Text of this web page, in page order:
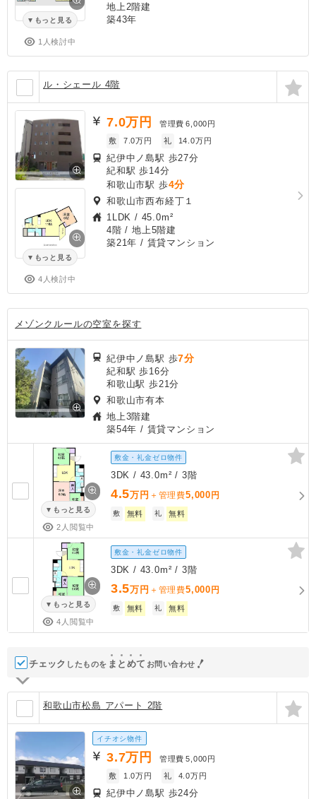
もっと見る
1人検討中
地上2階建
築43年
ル・シェール 4階
もっと見る
4人検討中
7.0万円 管理費 6,000円
敷
7.0万円 礼 14.0万円
紀伊中ノ島駅 歩27分
紀和駅 歩14分
和歌山市駅 歩4分
和歌山市西布経丁１
1LDK / 45.0m²
4階 / 地上5階建
築21年 / 賃貸マンション
メゾンクルールの空室を探す
紀伊中ノ島駅 歩7分
紀和駅 歩16分
和歌山駅 歩21分
和歌山市有本
地上3階建
築54年 / 賃貸マンション
もっと見る
2人閲覧中
敷金・礼金ゼロ物件
3DK / 43.0m² / 3階
4.5万円 ＋管理費5,000 円
敷 無料 礼 無料
もっと見る
4人閲覧中
敷金・礼金ゼロ物件
3DK / 43.0m² / 3階
3.5万円 ＋管理費5,000 円
敷 無料 礼 無料
チェック したものを ま と めて お問い合わせ
和歌山市松島 アパート 2階
イチオシ物件
3.7万円 管理費 5,000円
敷
1.0万円 礼 4.0万円
紀伊中ノ島駅 歩24分